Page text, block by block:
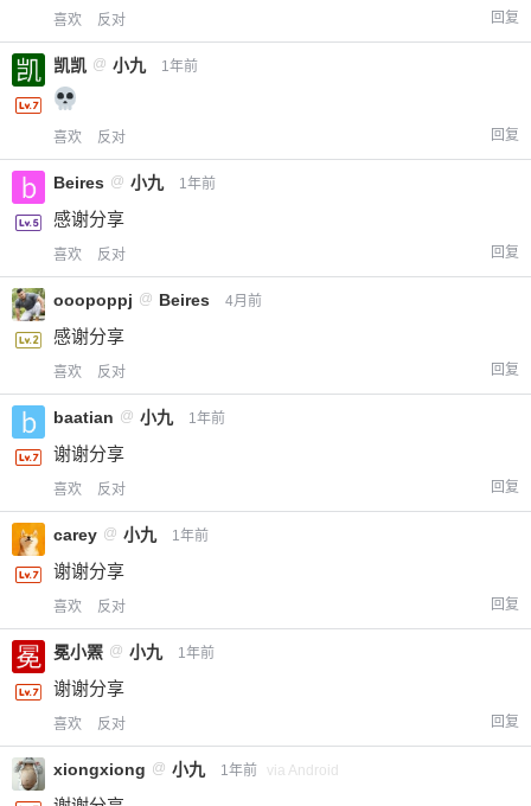
喜欢 反对 回复
凯凯 @ 小九 1年前
喜欢 反对 回复
Beires @ 小九 1年前
感谢分享
喜欢 反对 回复
ooopoppj @ Beires 4月前
感谢分享
喜欢 反对 回复
baatian @ 小九 1年前
谢谢分享
喜欢 反对 回复
carey @ 小九 1年前
谢谢分享
喜欢 反对 回复
冕小罴 @ 小九 1年前
谢谢分享
喜欢 反对 回复
xiongxiong @ 小九 1年前 via Android